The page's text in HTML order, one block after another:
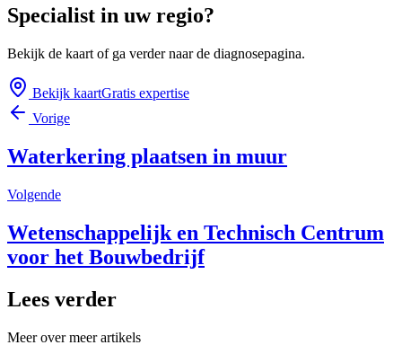
Specialist in uw regio?
Bekijk de kaart of ga verder naar de diagnosepagina.
Bekijk kaartGratis expertise
Vorige
Waterkering plaatsen in muur
Volgende
Wetenschappelijk en Technisch Centrum
voor het Bouwbedrijf
Lees verder
Meer overmeer artikels